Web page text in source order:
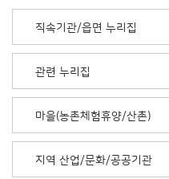
직속기관/읍면 누리집
관련 누리집
마을(농촌체험휴양/산촌)
지역 산업/문화/공공기관